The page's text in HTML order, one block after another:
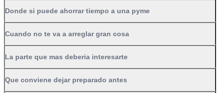
Donde si puede ahorrar tiempo a una pyme
Cuando no te va a arreglar gran cosa
La parte que mas deberia interesarte
Que conviene dejar preparado antes